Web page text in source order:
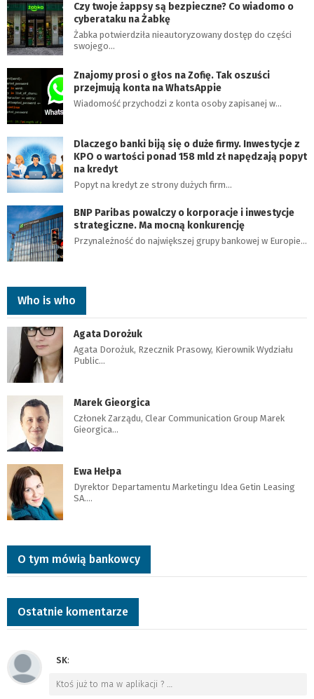
Czy twoje żappsy są bezpieczne? Co wiadomo o
cyberataku na Żabkę
Żabka potwierdziła nieautoryzowany dostęp do części
swojego…
Znajomy prosi o głos na Zofię. Tak oszuści
przejmują konta na WhatsAppie
Wiadomość przychodzi z konta osoby zapisanej w…
Dlaczego banki biją się o duże firmy. Inwestycje z
KPO o wartości ponad 158 mld zł napędzają popyt
na kredyt
Popyt na kredyt ze strony dużych firm…
BNP Paribas powalczy o korporacje i inwestycje
strategiczne. Ma mocną konkurencję
Przynależność do największej grupy bankowej w Europie…
Who is who
Agata Dorożuk
Agata Dorożuk, Rzecznik Prasowy, Kierownik Wydziału
Public…
Marek Gieorgica
Członek Zarządu, Clear Communication Group Marek
Gieorgica…
Ewa Hełpa
Dyrektor Departamentu Marketingu Idea Getin Leasing
SA.…
O tym mówią bankowcy
Ostatnie komentarze
SK:
Ktoś już to ma w aplikacji ? …